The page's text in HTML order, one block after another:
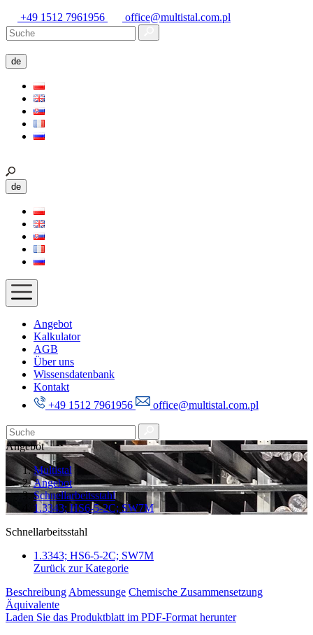
+49 1512 7961956 office@multistal.com.pl
de
de
Angebot
Kalkulator
AGB
Über uns
Wissensdatenbank
Kontakt
+49 1512 7961956
office@multistal.com.pl
Angebot
Multistal
Angebot
Schnellarbeitsstahl
1.3343; HS6-5-2C; SW7M
Schnellarbeitsstahl
1.3343; HS6-5-2C; SW7M
Zurück zur Kategorie
Beschreibung Abmessunge Chemische Zusammensetzung
Äquivalente
Laden Sie das Produktblatt im PDF-Format herunter